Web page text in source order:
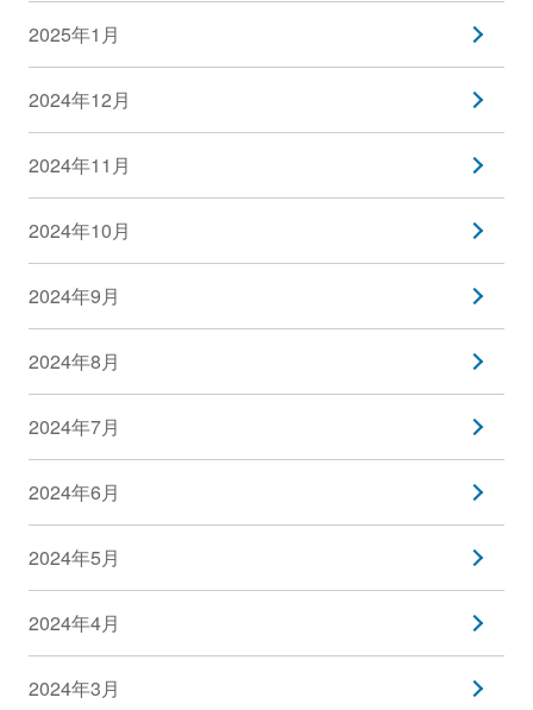
2025年1月
2024年12月
2024年11月
2024年10月
2024年9月
2024年8月
2024年7月
2024年6月
2024年5月
2024年4月
2024年3月